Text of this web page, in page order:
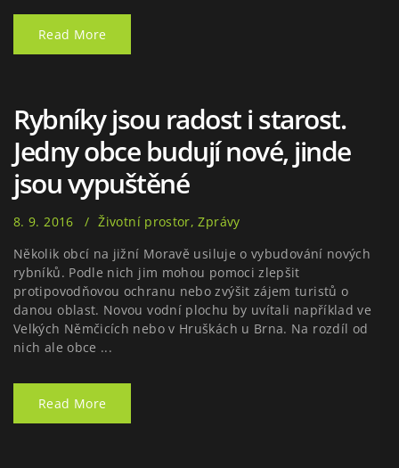
Read More
Rybníky jsou radost i starost.
Jedny obce budují nové, jinde
jsou vypuštěné
8. 9. 2016 Životní prostor,Zprávy
Několik obcí na jižní Moravě usiluje o vybudování nových
rybníků. Podle nich jim mohou pomoci zlepšit
protipovodňovou ochranu nebo zvýšit zájem turistů o
danou oblast. Novou vodní plochu by uvítali například ve
Velkých Němčicích nebo v Hruškách u Brna. Na rozdíl od
nich ale obce ...
Read More